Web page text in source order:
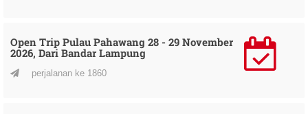
Open Trip Pulau Pahawang 28 - 29 November
2026, Dari Bandar Lampung
perjalanan ke 1860